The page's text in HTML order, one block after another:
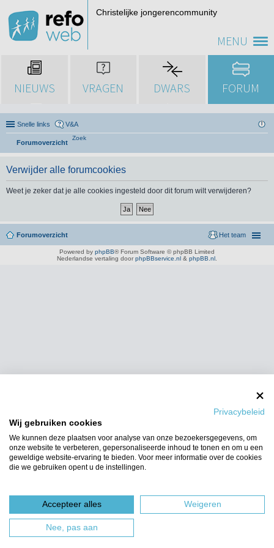
MENU
Christelijke jongerencommunity
NIEUWS VRAGEN DWARS FORUM
Snelle links V&A
Forumoverzicht
Zoek
Verwijder alle forumcookies
Weet je zeker dat je alle cookies ingesteld door dit forum wilt verwijderen?
Forumoverzicht Het team
Powered by phpBB® Forum Software © phpBB Limited
Nederlandse vertaling door phpBBservice.nl & phpBB.nl
Privacybeleid
Wij gebruiken cookies
We kunnen deze plaatsen voor analyse van onze bezoekersgegevens, om
onze website te verbeteren, gepersonaliseerde inhoud te tonen en om u een
geweldige website-ervaring te bieden. Voor meer informatie over de cookies
die we gebruiken opent u de instellingen.
Accepteer alles Weigeren
Nee, pas aan